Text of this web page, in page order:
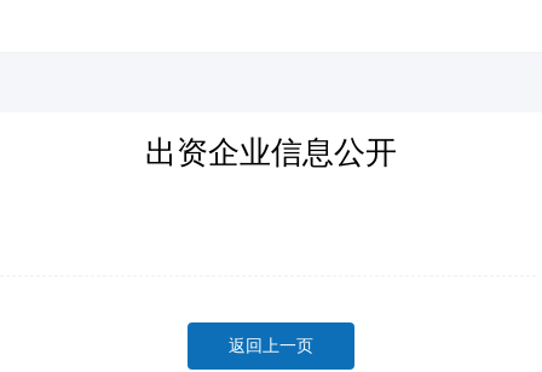
出资企业信息公开
返回上一页